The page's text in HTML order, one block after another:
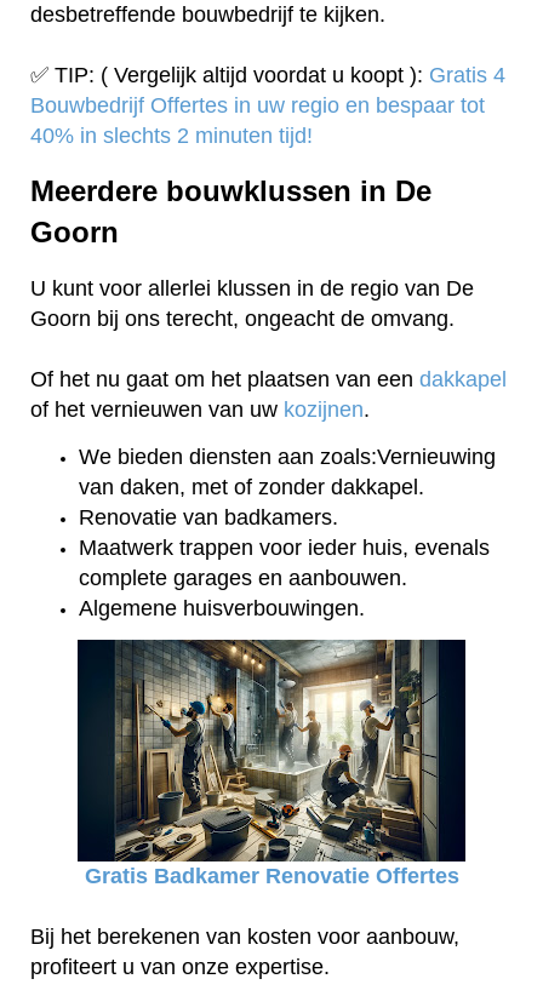
desbetreffende bouwbedrijf te kijken.
✅ TIP: ( Vergelijk altijd voordat u koopt ): Gratis 4
Bouwbedrijf Offertes in uw regio en bespaar tot
40% in slechts 2 minuten tijd!
Meerdere bouwklussen in De
Goorn
U kunt voor allerlei klussen in de regio van De
Goorn bij ons terecht, ongeacht de omvang.
Of het nu gaat om het plaatsen van een dakkapel
of het vernieuwen van uw kozijnen.
We bieden diensten aan zoals:Vernieuwing
van daken, met of zonder dakkapel.
Renovatie van badkamers.
Maatwerk trappen voor ieder huis, evenals
complete garages en aanbouwen.
Algemene huisverbouwingen.
Gratis Badkamer Renovatie Offertes
Bij het berekenen van kosten voor aanbouw,
profiteert u van onze expertise.